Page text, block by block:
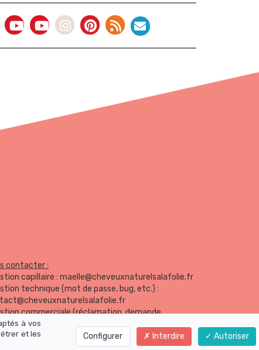
contacter :
capillaire : maelle@cheveuxnaturelsalafolie.fr
technique (mot de passe, bug, etc.) :
commerciale (réclamation, demande
:
à vos
et les
Configurer Interdire Autoriser